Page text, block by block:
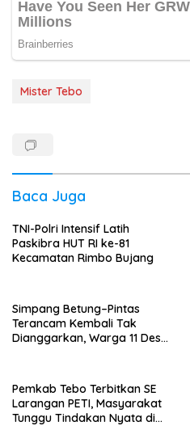
Mister Tebo
Baca Juga
TNI-Polri Intensif Latih
Paskibra HUT RI ke-81
Kecamatan Rimbo Bujang
Simpang Betung–Pintas
Terancam Kembali Tak
Dianggarkan, Warga 11 Desa
Pemkab Tebo Terbitkan SE
Larangan PETI, Masyarakat
Tunggu Tindakan Nyata di